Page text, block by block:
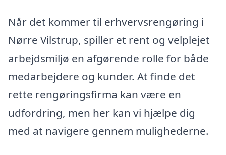
Når det kommer til erhvervsrengøring i
Nørre Vilstrup, spiller et rent og velplejet
arbejdsmiljø en afgørende rolle for både
medarbejdere og kunder. At finde det
rette rengøringsfirma kan være en
udfordring, men her kan vi hjælpe dig
med at navigere gennem mulighederne.